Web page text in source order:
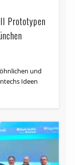
Prototypen
und
Ideen